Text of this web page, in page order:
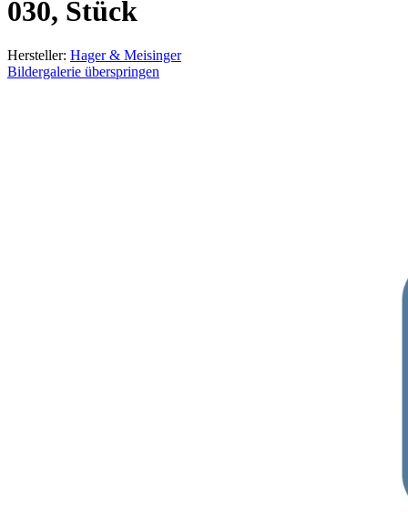
030, Stück
Hersteller: Hager & Meisinger
Bildergalerie überspringen